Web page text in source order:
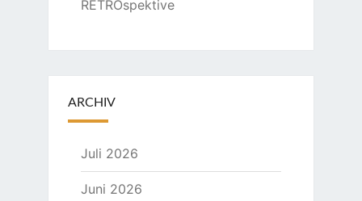
RETROspektive
ARCHIV
Juli 2026
Juni 2026